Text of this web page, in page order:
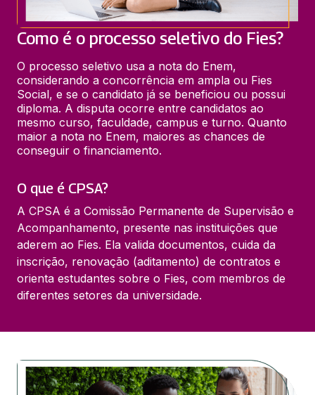
Como é o processo seletivo do Fies?
O processo seletivo usa a nota do Enem,
considerando a concorrência em ampla ou Fies
Social, e se o candidato já se beneficiou ou possui
diploma. A disputa ocorre entre candidatos ao
mesmo curso, faculdade, campus e turno. Quanto
maior a nota no Enem, maiores as chances de
conseguir o financiamento.
O que é CPSA?
A CPSA é a Comissão Permanente de Supervisão e
Acompanhamento, presente nas instituições que
aderem ao Fies. Ela valida documentos, cuida da
inscrição, renovação (aditamento) de contratos e
orienta estudantes sobre o Fies, com membros de
diferentes setores da universidade.